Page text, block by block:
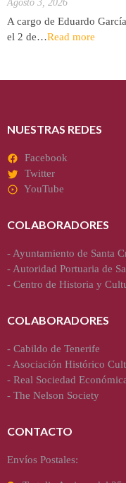
NUESTRAS REDES
Facebook
Twitter
YouTube
COLABORADORES
- Ayuntamiento de Santa
- Autoridad Portuaria de
- Centro de Historia y
COLABORADORES
- Cabildo de Tenerife
- Asociación Histórico
- Real Sociedad
- The Nelson Society
CONTACTO
Envíos Postales: